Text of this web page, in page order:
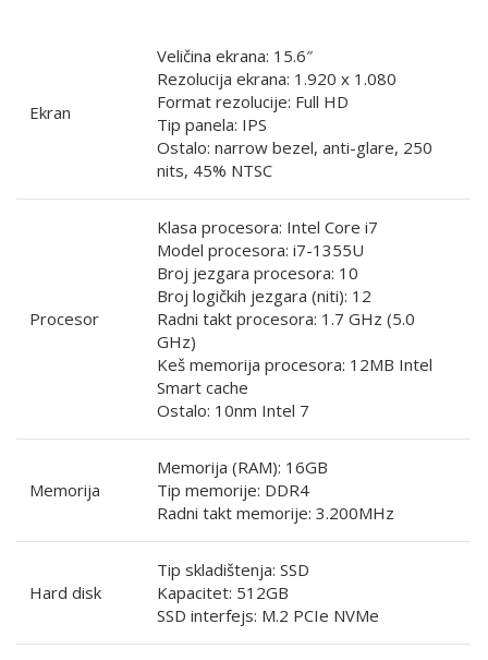
Ekran
Veličina ekrana: 15.6″
Rezolucija ekrana: 1.920 x 1.080
Format rezolucije: Full HD
Tip panela: IPS
Ostalo: narrow bezel, anti-glare, 250
nits, 45% NTSC
Procesor
Klasa procesora: Intel Core i7
Model procesora: i7-1355U
Broj jezgara procesora: 10
Broj logičkih jezgara (niti): 12
Radni takt procesora: 1.7 GHz (5.0
GHz)
Keš memorija procesora: 12MB Intel
Smart cache
Ostalo: 10nm Intel 7
Memorija
Memorija (RAM): 16GB
Tip memorije: DDR4
Radni takt memorije: 3.200MHz
Hard disk
Tip skladištenja: SSD
Kapacitet: 512GB
SSD interfejs: M.2 PCIe NVMe